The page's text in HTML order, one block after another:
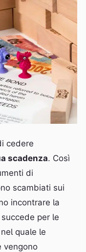
cedere
scadenza. Così
di
scambiati sui
incontrare la
per le
nel quale le
vengono